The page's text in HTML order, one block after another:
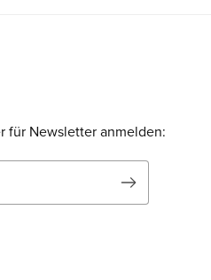
für Newsletter anmelden: